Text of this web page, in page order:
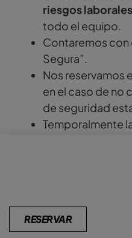
riesgos
todo el equipo.
Contaremos con
Segura”.
Nos reservamos
en el caso de no
de seguridad
Temporalmente
¡Te esperamos!
RESERVAR